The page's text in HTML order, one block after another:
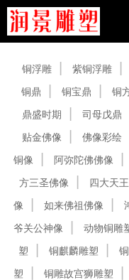
铜浮雕 紫铜浮雕
铜鼎
铜宝鼎 铜
鼎盛时期
司母戊鼎
贴金佛像
佛像彩绘
铜像
阿弥陀佛佛像
方三圣佛像
四大天
像
如来佛祖佛像
爷关公神像
动物铜雕
塑
铜麒麟雕塑
塑
铜雕故宫狮雕塑